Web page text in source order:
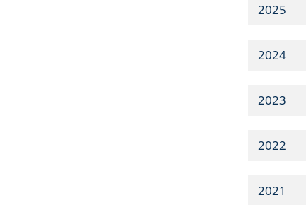
2025
2024
2023
2022
2021